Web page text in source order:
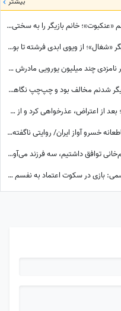
تغییر چهره دهه شصتی ماهور الوند برای فیلم «عنکبوت»؛ خانم بازیگر را به سختی می‌توان شناخت + عکس
نگاهی به پنت‌هاوس لوکس ایلیا کیوان، بازیگر «شغال»؛ از ویوی ابدی فرشته تا بولداگ دوست‌داشتنی و دکوراسیون چشم‌نواز
حسادت کودکانه دختربچه جورجینا به انگشتر نامزدی چند میلیون یورویی مادرش که رونالدو به او هدیه داده بود!
اعتراف صمیمی حدیث فولادوند؛ مادرم با بازیگر شدنم مخالف بود و چپ‌چپ نگاهم می‌کرد! + ویدئو
واکنش مجید واشقانی به قبض جنجالی برق؛ بعد از اعتراض، عذرخواهی کرد و از شرکت برق تشکر کرد
از عشق پنهان همایون شجریان تا مخالفت قاطعانه خسرو آواز ایران/ روایتی ناگفته از رویایی که در سایه موسیقی ماند!
اعتراف متفاوت بهاره رهنما؛ اگر با پیمان قاسم‌خانی توافق داشتیم، سه فرزند می‌آوردم/ تصمیم تازه برای ازدواج
پشت پرده نقش بی‌کلام «قلقلی»؛ شهرام لاسمی: بازی در سکوت اعتماد به نفسم را از من گرفت! مدیون این بازیگر معروف هستم، دستاشو می‌بوسم، دخترم خیلی به من کمک کرد+ویدئو